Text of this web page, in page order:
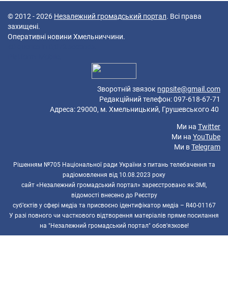
© 2012 - 2026 Незалежний громадський портал. Всі права
захищені.
Оперативні новини Хмельниччини.
Зворотній звязок ngpsite@gmail.com
Редакційний телефон: 097-618-67-71
Адреса: 29000, м. Хмельницький, Грушевського 40
Ми на Twitter
Ми на YouTube
Ми вTelegram
Рішенням №705 Національної ради України з питань телебачення та
радіомовлення від 10.08.2023 року
сайт «Незалежний громадський портал» зареєстровано як ЗМІ,
відомості внесено до Реєстру
суб’єктів у сфері медіа та присвоєно ідентифікатор медіа – R40-01167
У разі повного чи часткового відтворення матеріалів пряме посилання
на "Незалежний громадський портал" обов'язкове!